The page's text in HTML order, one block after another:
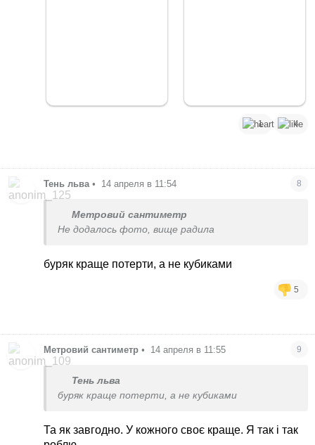
1 4
Тень льва • 14 апреля в 11:54 8
Метровий сантиметр
Не додалось фото, вище радила
буряк краще потерти, а не кубиками
5
Метровий сантиметр • 14 апреля в 11:55 9
Тень льва
буряк краще потерти, а не кубиками
Та як завгодно. У кожного своє краще. Я так і так